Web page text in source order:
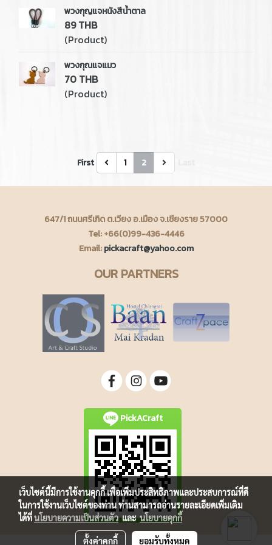
พวงกุญแจหนังสีน้ำตาล
89 THB
(Product)
พวงกุณแจแมว
70 THB
(Product)
First 1 2
647/1 ถนนศรีเกิด ต.เวียง อ.เมือง จ.เชียงราย 57000
Tel: +66(0)99-436-4446
Email:pickacraft@yahoo.com
OUR PARTNERS
PickACraft
เว็บไซต์นี้มีการใช้งานคุกกี้ เพื่อเพิ่มประสิทธิภาพและประสบการณ์ที่ดี
ในการใช้งานเว็บไซต์ของท่าน ท่านสามารถอ่านรายละเอียดเพิ่มเติม
ได้ที่นโยบายความเป็นส่วนตัวและนโยบายคุกกี้
ตั้งค่าคุกกี้ ยอมรับทั้งหมด